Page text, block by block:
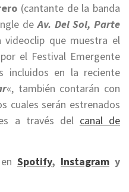
(cantante de la banda
deAv. Del Sol, Parte
que muestra el
el Festival Emergente
incluidos en la reciente
«, también contarán con
cuales serán estrenados
a través del canal de
Spotify, Instagram y